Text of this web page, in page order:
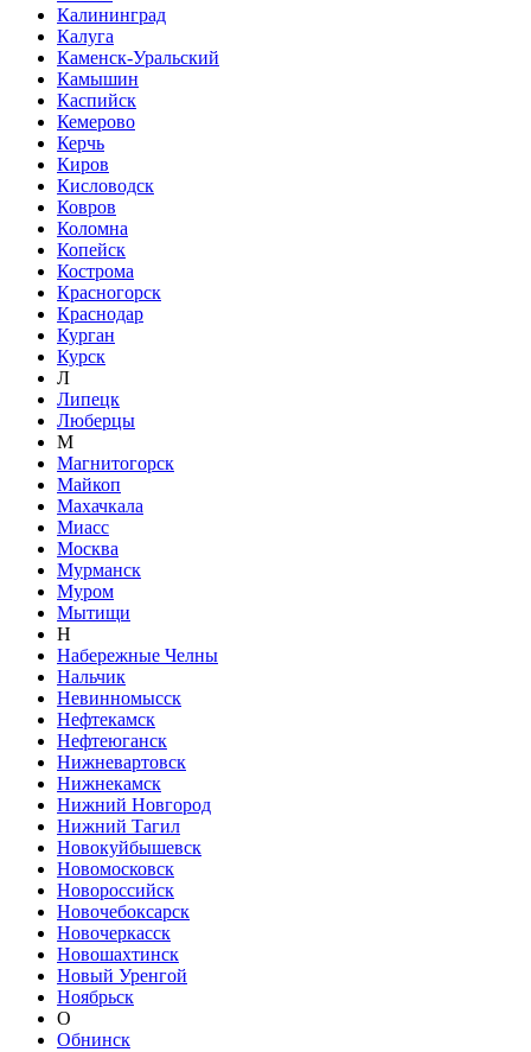
Калининград
Калуга
Каменск-Уральский
Камышин
Каспийск
Кемерово
Керчь
Киров
Кисловодск
Ковров
Коломна
Копейск
Кострома
Красногорск
Краснодар
Курган
Курск
Л
Липецк
Люберцы
М
Магнитогорск
Майкоп
Махачкала
Миасс
Москва
Мурманск
Муром
Мытищи
Н
Набережные Челны
Нальчик
Невинномысск
Нефтекамск
Нефтеюганск
Нижневартовск
Нижнекамск
Нижний Новгород
Нижний Тагил
Новокуйбышевск
Новомосковск
Новороссийск
Новочебоксарск
Новочеркасск
Новошахтинск
Новый Уренгой
Ноябрьск
О
Обнинск